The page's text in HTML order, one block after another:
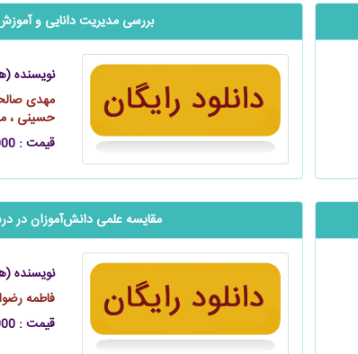
بررسی مدیریت دانایی و
نویسنده
مهدی
حسینی ،
قیمت : 20.000 ریال
مقایسه علمی ‌‌‌‌‌دانش‌آموزان در
نویسنده
فاطمه
قیمت : 20.000 ریال